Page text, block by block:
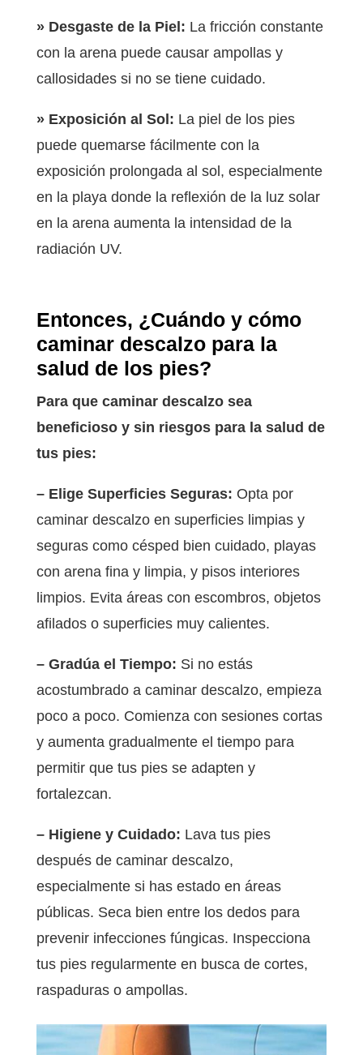
» Desgaste de la Piel: La fricción constante
con la arena puede causar ampollas y
callosidades si no se tiene cuidado.
» Exposición al Sol: La piel de los pies
puede quemarse fácilmente con la
exposición prolongada al sol, especialmente
en la playa donde la reflexión de la luz solar
en la arena aumenta la intensidad de la
radiación UV.
Entonces, ¿Cuándo y cómo
caminar descalzo para la
salud de los pies?
Para que caminar descalzo sea
beneficioso y sin riesgos para la salud de
tus pies:
– Elige Superficies Seguras: Opta por
caminar descalzo en superficies limpias y
seguras como césped bien cuidado, playas
con arena fina y limpia, y pisos interiores
limpios. Evita áreas con escombros, objetos
afilados o superficies muy calientes.
– Gradúa el Tiempo: Si no estás
acostumbrado a caminar descalzo, empieza
poco a poco. Comienza con sesiones cortas
y aumenta gradualmente el tiempo para
permitir que tus pies se adapten y
fortalezcan.
– Higiene y Cuidado: Lava tus pies
después de caminar descalzo,
especialmente si has estado en áreas
públicas. Seca bien entre los dedos para
prevenir infecciones fúngicas. Inspecciona
tus pies regularmente en busca de cortes,
raspaduras o ampollas.